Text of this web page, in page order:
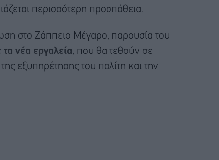
περισσότερη προσπάθεια.
στο Ζάππειο Μέγαρο, παρουσία του
νέα εργαλεία, που θα τεθούν σε
εξυπηρέτησης του πολίτη και την